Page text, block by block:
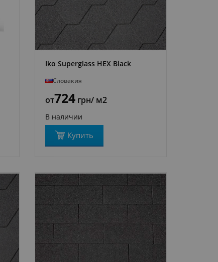
ПОДРОБНЕЕ
Iko Superglass HEX Black
Словакия
от724 грн/ м2
В наличии
Купить